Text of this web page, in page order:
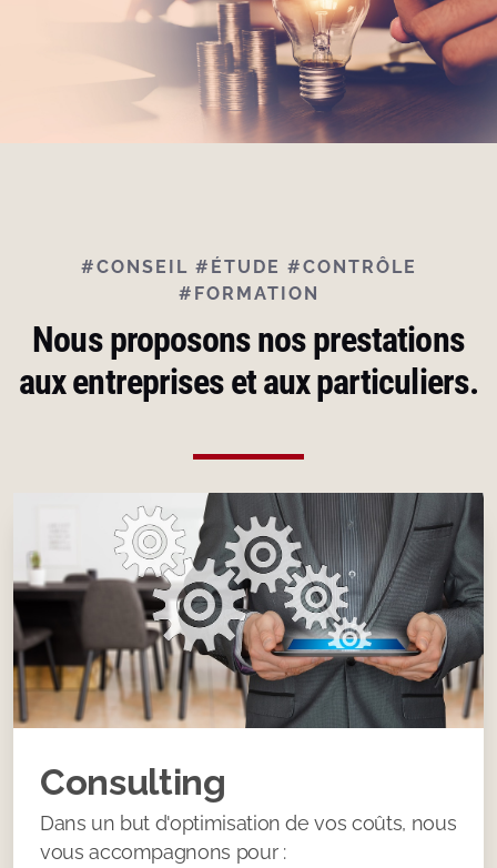
#CONSEIL #ÉTUDE #CONTRÔLE
#FORMATION
Nous proposons nos prestations
aux entreprises et aux particuliers.
Consulting
Dans un but d'optimisation de vos coûts, nous
vous accompagnons pour :